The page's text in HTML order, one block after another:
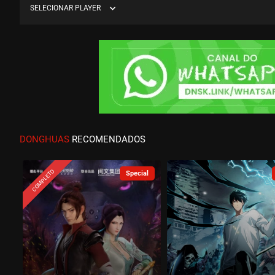
SELECIONAR PLAYER expand_more
DONGHUAS RECOMENDADOS
COMPLETO